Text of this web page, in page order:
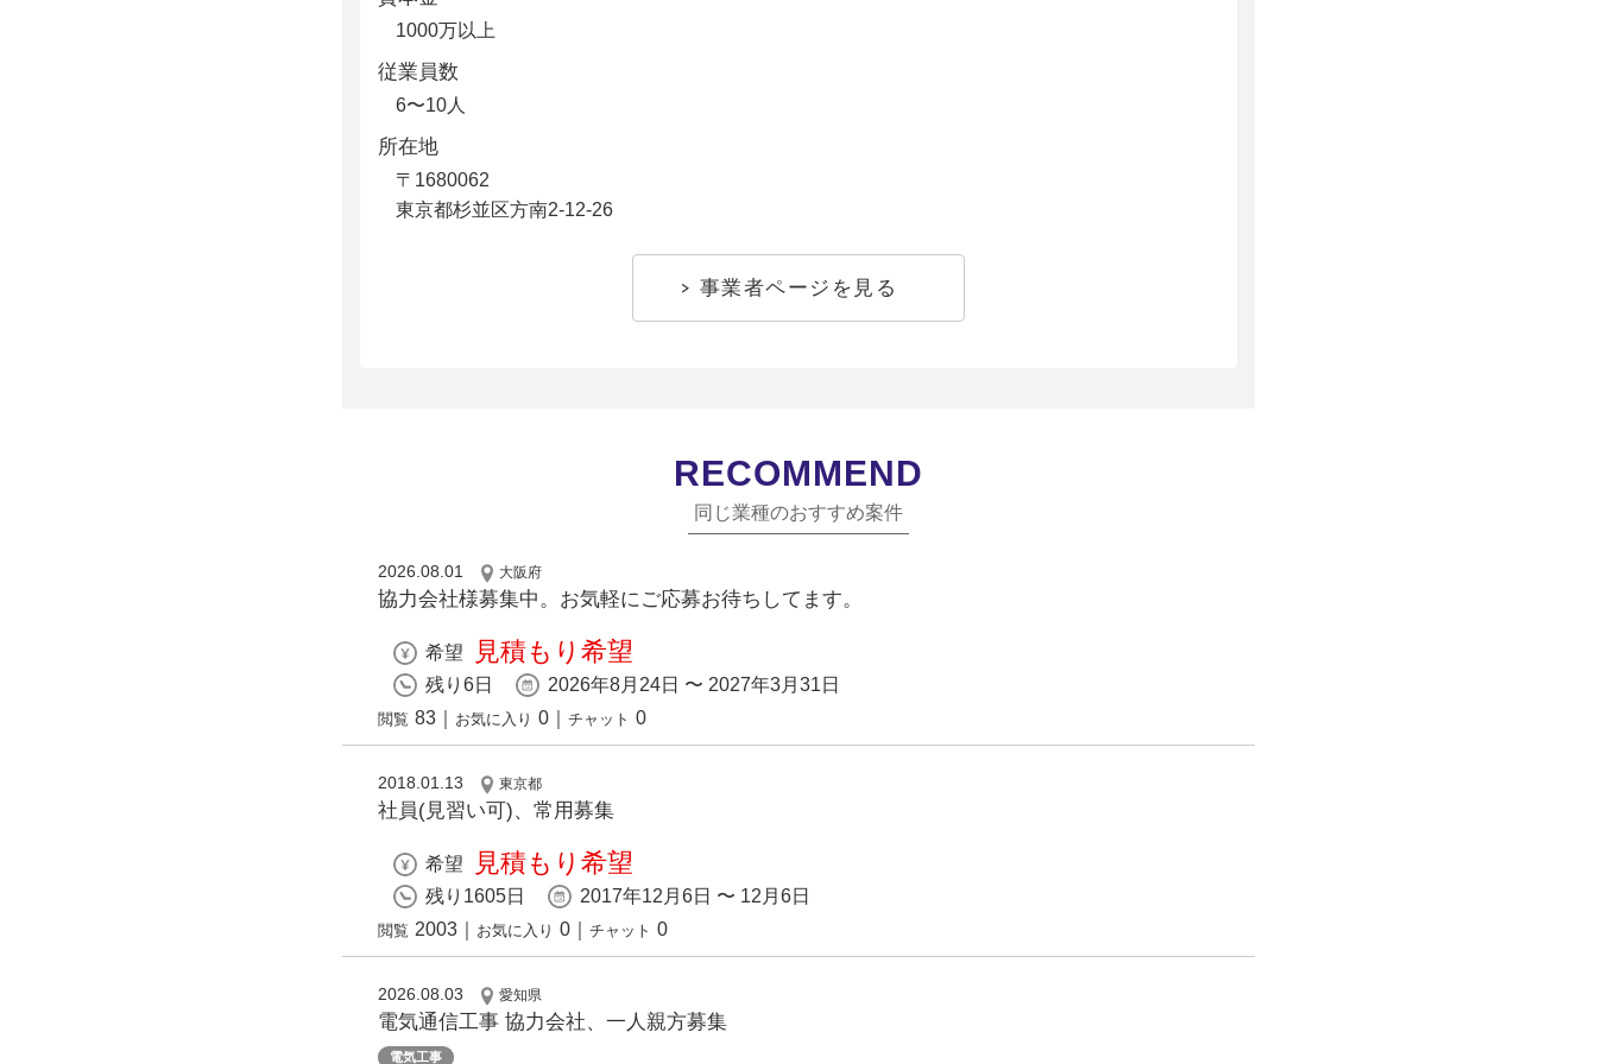
1000万以上
従業員数
6〜10人
所在地
〒1680062
東京都杉並区方南2-12-26
事業者ページを見る
RECOMMEND
同じ業種のおすすめ案件
2026.08.01 大阪府
協力会社様募集中。お気軽にご応募お待ちしてます。
希望 見積もり希望
残り6日 2026年8月24日 〜 2027年3月31日
閲覧 83 お気に入り 0 チャット 0
2018.01.13 東京都
社員(見習い可)、常用募集
希望 見積もり希望
残り1605日 2017年12月6日 〜 12月6日
閲覧 2003 お気に入り 0 チャット 0
2026.08.03 愛知県
電気通信工事 協力会社、一人親方募集
電気工事